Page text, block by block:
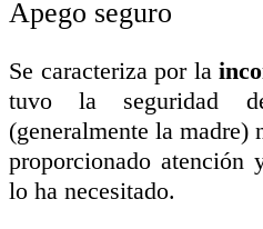
Apego seguro
Se caracteriza por la
tuvo la seguridad
(generalmente la
proporcionado atención
lo ha necesitado.